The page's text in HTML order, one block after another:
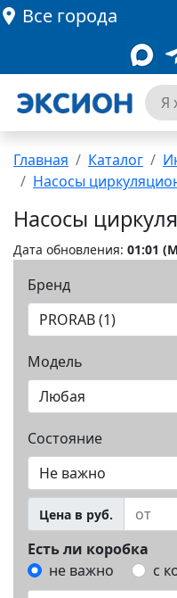
Все города
Главная Каталог
Насосы
Насосы
Дата обновления: 01:01
Бренд
Модель
Состояние
Цена в руб.
Есть ли коробка
не важно
с